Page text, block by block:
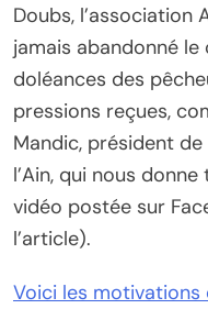
Doubs, l’association
jamais abandonné
doléances des
pressions reçues,
Mandic, président
l’Ain, qui nous
vidéo postée sur
l’article).
Voici les motivations